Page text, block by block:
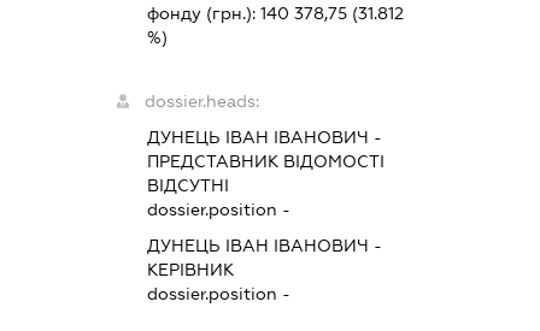
фонду (грн.): 140 378,75(31.812
%)
dossier.heads:
ДУНЕЦЬ ІВАН ІВАНОВИЧ -
ПРЕДСТАВНИК ВІДОМОСТІ
ВІДСУТНІ
dossier.position -
ДУНЕЦЬ ІВАН ІВАНОВИЧ -
КЕРІВНИК
dossier.position -